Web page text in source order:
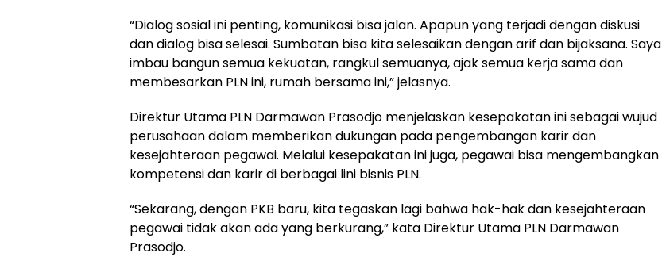
“Dialog sosial ini penting, komunikasi bisa jalan. Apapun yang terjadi dengan diskusi
dan dialog bisa selesai. Sumbatan bisa kita selesaikan dengan arif dan bijaksana. Saya
imbau bangun semua kekuatan, rangkul semuanya, ajak semua kerja sama dan
membesarkan PLN ini, rumah bersama ini,” jelasnya.
Direktur Utama PLN Darmawan Prasodjo menjelaskan kesepakatan ini sebagai wujud
perusahaan dalam memberikan dukungan pada pengembangan karir dan
kesejahteraan pegawai. Melalui kesepakatan ini juga, pegawai bisa mengembangkan
kompetensi dan karir di berbagai lini bisnis PLN.
“Sekarang, dengan PKB baru, kita tegaskan lagi bahwa hak-hak dan kesejahteraan
pegawai tidak akan ada yang berkurang,” kata Direktur Utama PLN Darmawan
Prasodjo.